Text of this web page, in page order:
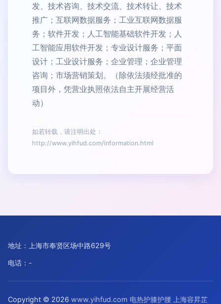
发、技术咨询、技术交流、技术转让、技术
推广；互联网数据服务；工业互联网数据服
务；软件开发；人工智能基础软件开发；人
工智能应用软件开发；专业设计服务；平面
设计；工业设计服务；企业管理；企业管理
咨询；市场营销策划。（除依法须经批准的
项目外，凭营业执照依法自主开展经营活
动）
如若转载，请注明出处：
http://www.yihfud.com/information.html
地址：上海市奉贤区场中路629号
电话：-
Copyright © 2026 www.yihfud.com 电热护膝护腰 上海容昇芷